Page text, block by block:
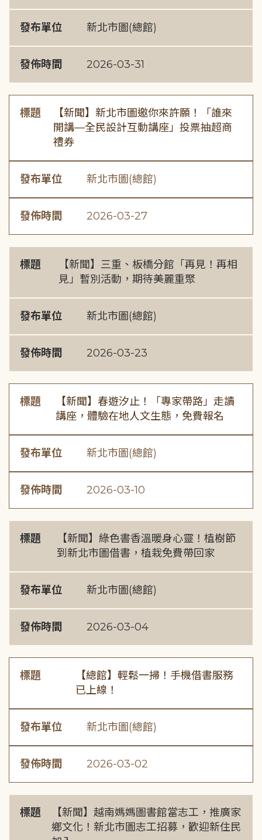
發布單位 新北市圖(總館)
發佈時間 2026-03-31
標題
【新聞】新北市圖邀你來許願！「誰來
開講—全民設計互動講座」投票抽超商
禮券
發布單位 新北市圖(總館)
發佈時間 2026-03-27
標題
【新聞】三重、板橋分館「再見！再相
見」暫別活動，期待美麗重聚
發布單位 新北市圖(總館)
發佈時間 2026-03-23
標題
【新聞】春遊汐止！「專家帶路」走讀
講座，體驗在地人文生態，免費報名
發布單位 新北市圖(總館)
發佈時間 2026-03-10
標題
【新聞】綠色書香溫暖身心靈！植樹節
到新北市圖借書，植栽免費帶回家
發布單位 新北市圖(總館)
發佈時間 2026-03-04
標題
【總館】輕鬆一掃！手機借書服務
已上線！
發布單位 新北市圖(總館)
發佈時間 2026-03-02
標題
【新聞】越南媽媽圖書館當志工，推廣家
鄉文化！新北市圖志工招募，歡迎新住民